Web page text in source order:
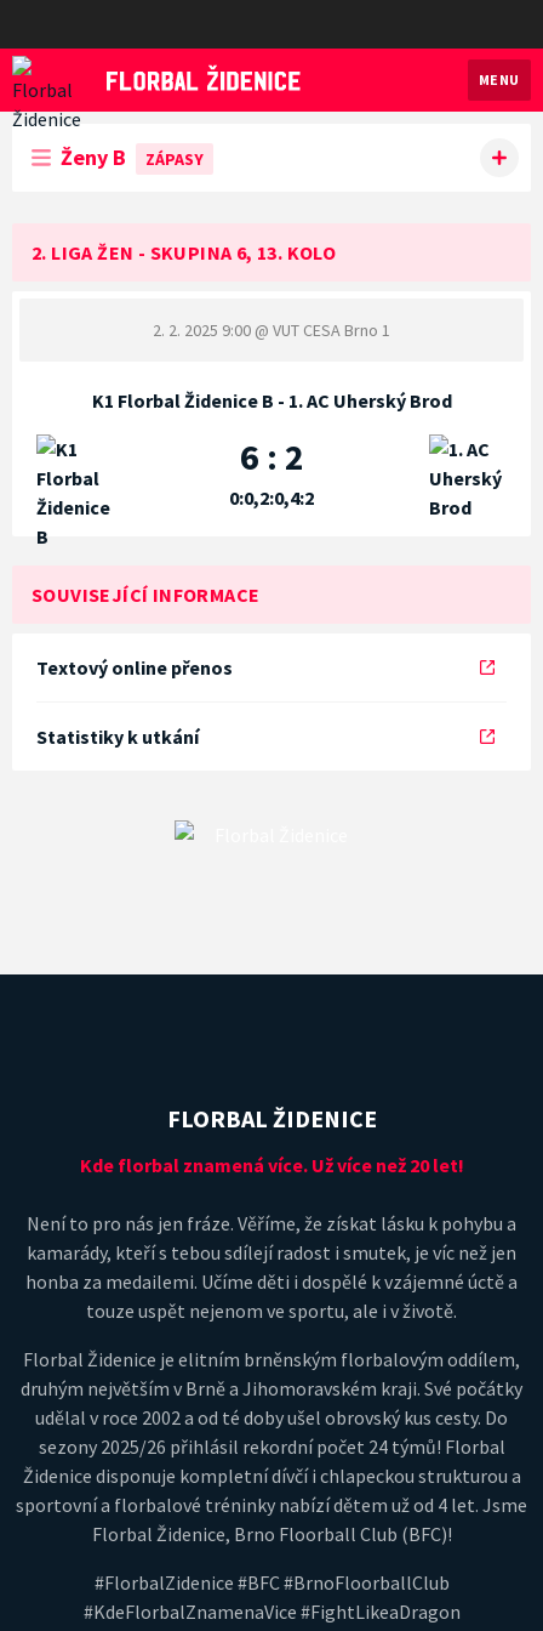
Florbal Židenice
MENU
Ženy B ZÁPASY
2. LIGA ŽEN - SKUPINA 6, 13. KOLO
2. 2. 2025 9:00 @ VUT CESA Brno 1
K1 Florbal Židenice B - 1. AC Uherský Brod
6 : 2
0:0,2:0,4:2
SOUVISEJÍCÍ INFORMACE
Textový online přenos
Statistiky k utkání
FLORBAL ŽIDENICE
Kde florbal znamená více. Už více než 20 let!
Není to pro nás jen fráze. Věříme, že získat lásku k pohybu a
kamarády, kteří s tebou sdílejí radost i smutek, je víc než jen
honba za medailemi. Učíme děti i dospělé k vzájemné úctě a
touze uspět nejenom ve sportu, ale i v životě.
Florbal Židenice je elitním brněnským florbalovým oddílem,
druhým největším v Brně a Jihomoravském kraji. Své počátky
udělal v roce 2002 a od té doby ušel obrovský kus cesty. Do
sezony 2025/26 přihlásil rekordní počet 24 týmů! Florbal
Židenice disponuje kompletní dívčí i chlapeckou strukturou a
sportovní a florbalové tréninky nabízí dětem už od 4 let. Jsme
Florbal Židenice, Brno Floorball Club (BFC)!
#FlorbalZidenice #BFC #BrnoFloorballClub
#KdeFlorbalZnamenaVice #FightLikeaDragon